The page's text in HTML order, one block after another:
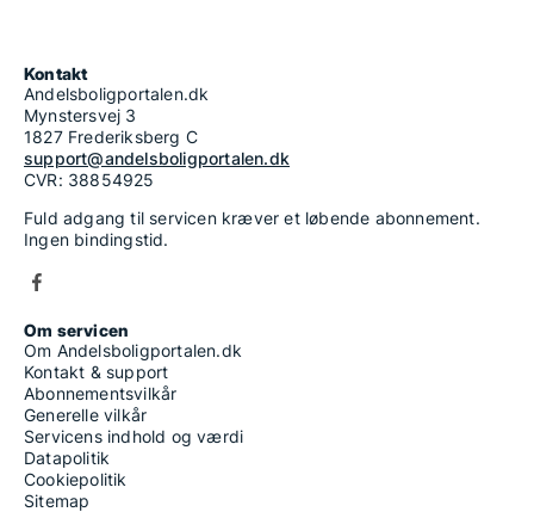
Kontakt
Andelsboligportalen.dk
Mynstersvej 3
1827 Frederiksberg C
support@andelsboligportalen.dk
CVR: 38854925
Fuld adgang til servicen kræver et løbende abonnement.
Ingen bindingstid.
Om servicen
Om Andelsboligportalen.dk
Kontakt & support
Abonnementsvilkår
Generelle vilkår
Servicens indhold og værdi
Datapolitik
Cookiepolitik
Sitemap